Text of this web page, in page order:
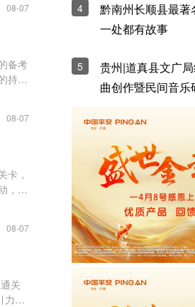
08-07
备考
持续
08-07
，
，本
08-07
关
力持
Klook客路旅行趣味
07:12
4
黔南州长顺县最著
一处都有故事
5
贵州|道真县文广
曲创作暨民间音乐